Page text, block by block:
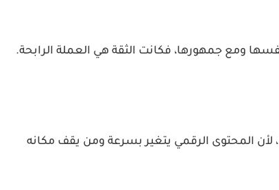
ومع جمهورها، فكانت الثقة هي العملة الرابحة.
لأن المحتوى الرقمي يتغير بسرعة ومن يقف مكانه